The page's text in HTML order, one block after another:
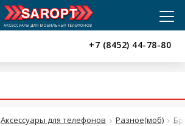
+7 (8452) 44-78-80
Аксессуары для телефонов Разное(моб)